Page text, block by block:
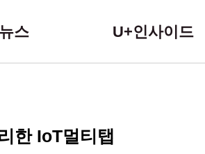
스 U+인사이드
한 IoT멀티탭